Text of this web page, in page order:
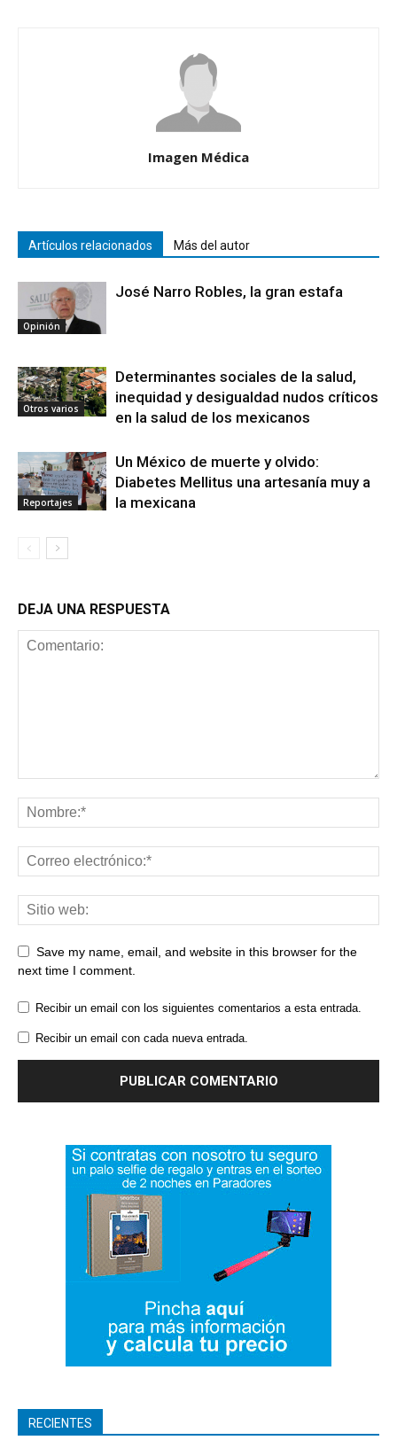
Imagen Médica
Artículos relacionados Más del autor
Opinión
José Narro Robles, la gran estafa
Otros varios
Determinantes sociales de la salud,
inequidad y desigualdad nudos críticos
en la salud de los mexicanos
Reportajes
Un México de muerte y olvido:
Diabetes Mellitus una artesanía muy a
la mexicana
DEJA UNA RESPUESTA
Save my name, email, and website in this browser for the
next time I comment.
Recibir un email con los siguientes comentarios a esta entrada.
Recibir un email con cada nueva entrada.
RECIENTES